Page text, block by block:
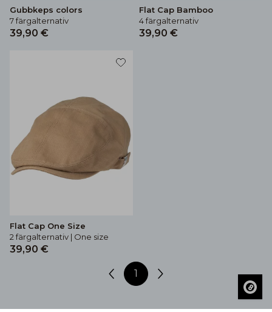
Gubbkeps colors
7 färgalternativ
39,90 €
Flat Cap Bamboo
4 färgalternativ
39,90 €
Flat Cap One Size
2 färgalternativ | One size
39,90 €
1